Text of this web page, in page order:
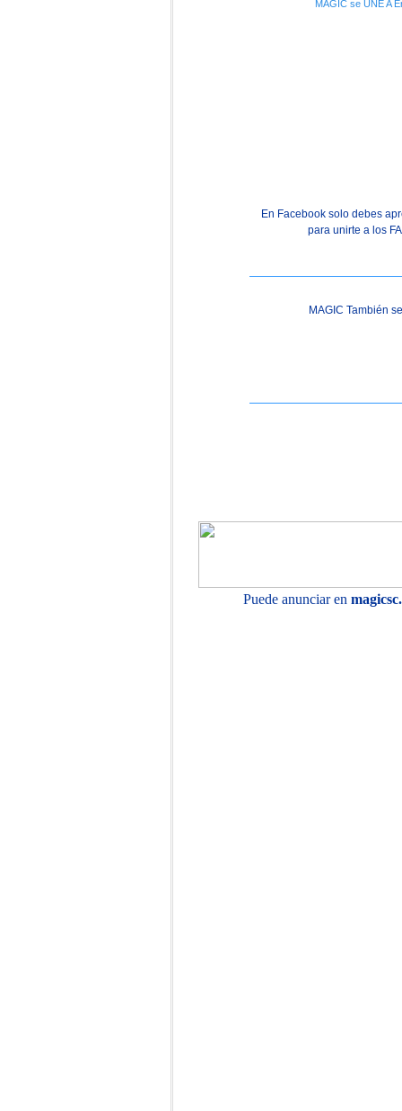
MAGIC se UNE A
En Facebook solo debes
para unirte a los
MAGIC También
Puede anunciar en